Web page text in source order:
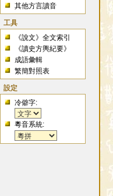
其他方言讀音
工具
《說文》全文索引
《讀史方輿紀要》
成語彙輯
繁簡對照表
設定
冷僻字:
粵音系統: